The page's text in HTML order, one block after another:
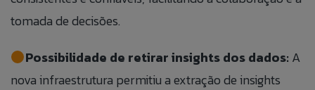
tomada de decisões.
Possibilidade de retirar insights dos dados: A
nova infraestrutura permitiu a extração de insights